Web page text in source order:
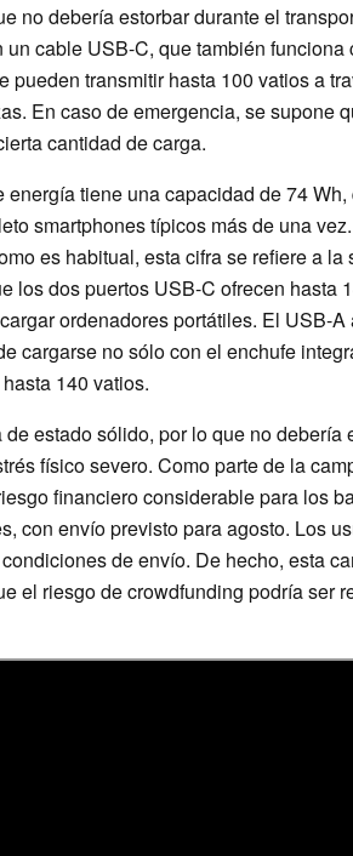
no debería estorbar durante el
cable USB-C, que también funciona
pueden transmitir hasta 100 vatios a
En caso de emergencia, se supone
cantidad de carga.
tiene una capacidad de 74
smartphones típicos más de una
es habitual, esta cifra se refiere a
los dos puertos USB-C ofrecen hasta
ordenadores portátiles. El USB-A
cargarse no sólo con el enchufe
140 vatios.
estado sólido, por lo que no debería
físico severo. Como parte de la
financiero considerable para los
con envío previsto para agosto. Los
de envío. De hecho, esta
el riesgo de crowdfunding podría ser